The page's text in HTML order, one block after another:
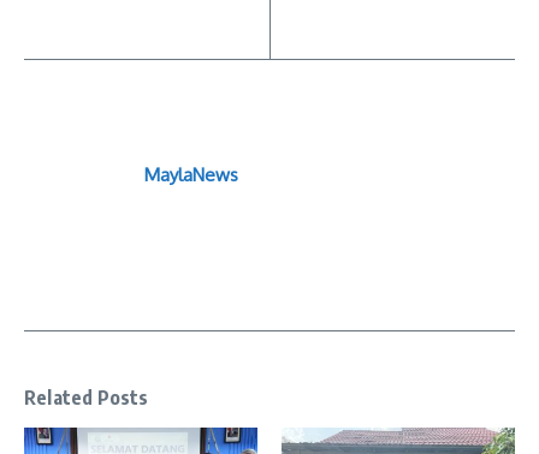
MaylaNews
Related Posts